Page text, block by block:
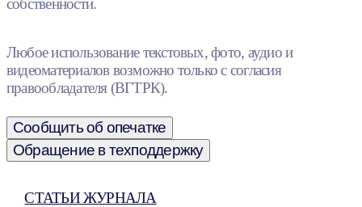
Любое использование текстовых, фото, аудио и
видеоматериалов возможно только с согласия
правообладателя (ВГТРК).
Сообщить об опечатке
Обращение в техподдержку
СТАТЬИ ЖУРНАЛА